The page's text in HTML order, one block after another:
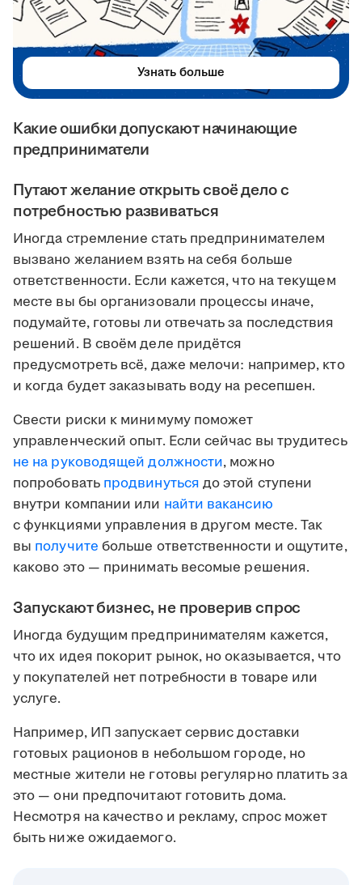
Какие ошибки допускают начинающие
предприниматели
Путают желание открыть своё дело с
потребностью развиваться
Иногда стремление стать предпринимателем
вызвано желанием взять на себя больше
ответственности. Если кажется, что на текущем
месте вы бы организовали процессы иначе,
подумайте, готовы ли отвечать за последствия
решений. В своём деле придётся
предусмотреть всё, даже мелочи: например, кто
и когда будет заказывать воду на ресепшен.
Свести риски к минимуму поможет
управленческий опыт. Если сейчас вы трудитесь
не на руководящей должности, можно
попробовать продвинуться до этой ступени
внутри компании или найти вакансию
с функциями управления в другом месте. Так
вы получите больше ответственности и ощутите,
каково это — принимать весомые решения.
Запускают бизнес, не проверив спрос
Иногда будущим предпринимателям кажется,
что их идея покорит рынок, но оказывается, что
у покупателей нет потребности в товаре или
услуге.
Например, ИП запускает сервис доставки
готовых рационов в небольшом городе, но
местные жители не готовы регулярно платить за
это — они предпочитают готовить дома.
Несмотря на качество и рекламу, спрос может
быть ниже ожидаемого.
Узнать больше